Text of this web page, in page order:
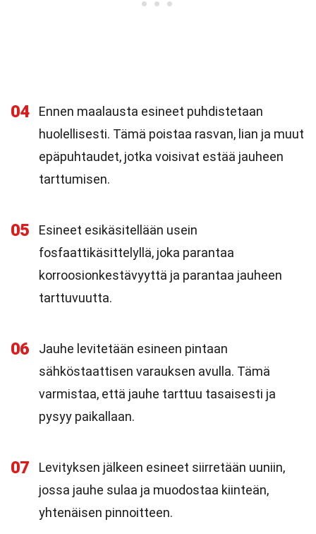
04
Ennen maalausta esineet puhdistetaan
huolellisesti. Tämä poistaa rasvan, lian ja muut
epäpuhtaudet, jotka voisivat estää jauheen
tarttumisen.
05
Esineet esikäsitellään usein
fosfaattikäsittelyllä, joka parantaa
korroosionkestävyyttä ja parantaa jauheen
tarttuvuutta.
06
Jauhe levitetään esineen pintaan
sähköstaattisen varauksen avulla. Tämä
varmistaa, että jauhe tarttuu tasaisesti ja
pysyy paikallaan.
07
Levityksen jälkeen esineet siirretään uuniin,
jossa jauhe sulaa ja muodostaa kiinteän,
yhtenäisen pinnoitteen.